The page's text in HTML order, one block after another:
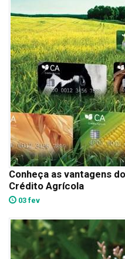
Conheça as vantagens
Crédito Agrícola
03 fev